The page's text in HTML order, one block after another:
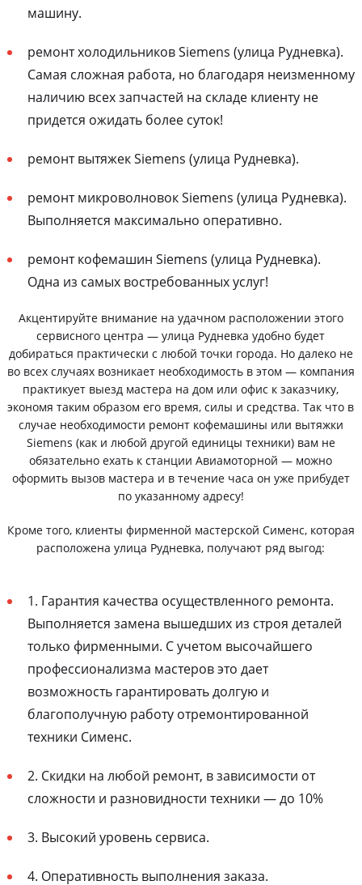
машину.
ремонт холодильников Siemens (улица Рудневка).
Самая сложная работа, но благодаря неизменному
наличию всех запчастей на складе клиенту не
придется ожидать более суток!
ремонт вытяжек Siemens (улица Рудневка).
ремонт микроволновок Siemens (улица Рудневка).
Выполняется максимально оперативно.
ремонт кофемашин Siemens (улица Рудневка).
Одна из самых востребованных услуг!
Акцентируйте внимание на удачном расположении этого
сервисного центра — улица Рудневка удобно будет
добираться практически с любой точки города. Но далеко не
во всех случаях возникает необходимость в этом — компания
практикует выезд мастера на дом или офис к заказчику,
экономя таким образом его время, силы и средства. Так что в
случае необходимости ремонт кофемашины или вытяжки
Siemens (как и любой другой единицы техники) вам не
обязательно ехать к станции Авиамоторной — можно
оформить вызов мастера и в течение часа он уже прибудет
по указанному адресу!
Кроме того, клиенты фирменной мастерской Сименс, которая
расположена улица Рудневка, получают ряд выгод:
1. Гарантия качества осуществленного ремонта.
Выполняется замена вышедших из строя деталей
только фирменными. С учетом высочайшего
профессионализма мастеров это дает
возможность гарантировать долгую и
благополучную работу отремонтированной
техники Сименс.
2. Скидки на любой ремонт, в зависимости от
сложности и разновидности техники — до 10%
3. Высокий уровень сервиса.
4. Оперативность выполнения заказа.